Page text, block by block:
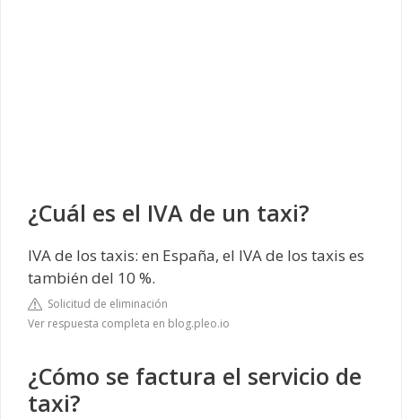
¿Cuál es el IVA de un taxi?
IVA de los taxis: en España, el IVA de los taxis es
también del 10 %.
Solicitud de eliminación
Ver respuesta completa en blog.pleo.io
¿Cómo se factura el servicio de
taxi?